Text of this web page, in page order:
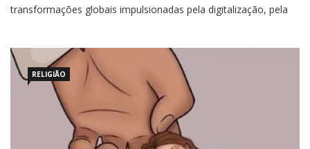
transformações globais impulsionadas pela digitalização, pela
RELIGIÃO